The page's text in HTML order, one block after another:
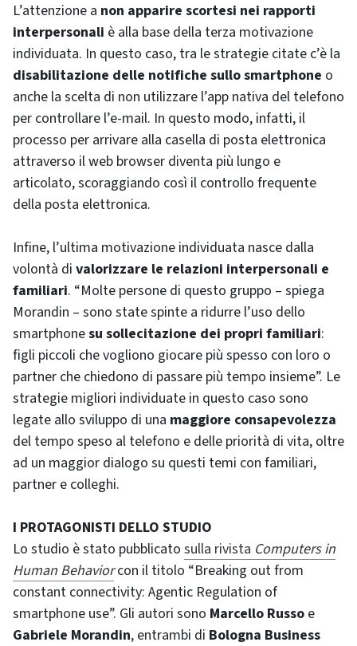
L’attenzione a non apparire scortesi nei rapporti
interpersonali è alla base della terza motivazione
individuata. In questo caso, tra le strategie citate c’è la
disabilitazione delle notifiche sullo smartphone o
anche la scelta di non utilizzare l’app nativa del telefono
per controllare l’e-mail. In questo modo, infatti, il
processo per arrivare alla casella di posta elettronica
attraverso il web browser diventa più lungo e
articolato, scoraggiando così il controllo frequente
della posta elettronica.
Infine, l’ultima motivazione individuata nasce dalla
volontà di valorizzare le relazioni interpersonali e
familiari. “Molte persone di questo gruppo – spiega
Morandin – sono state spinte a ridurre l’uso dello
smartphonesu sollecitazione dei propri familiari:
figli piccoli che vogliono giocare più spesso con loro o
partner che chiedono di passare più tempo insieme”. Le
strategie migliori individuate in questo caso sono
legate allo sviluppo di una maggiore consapevolezza
del tempo speso al telefono e delle priorità di vita, oltre
ad un maggior dialogo su questi temi con familiari,
partner e colleghi.
I PROTAGONISTI DELLO STUDIO
Lo studio è stato pubblicato sulla rivista Computers in
Human Behaviorcon il titolo “Breaking out from
constant connectivity: Agentic Regulation of
smartphone use”. Gli autori sono Marcello Russo e
Gabriele Morandin, entrambi di Bologna Business